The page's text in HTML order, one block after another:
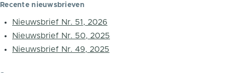
Recente nieuwsbrieven
Nieuwsbrief Nr. 51, 2026
Nieuwsbrief Nr. 50, 2025
Nieuwsbrief Nr. 49, 2025